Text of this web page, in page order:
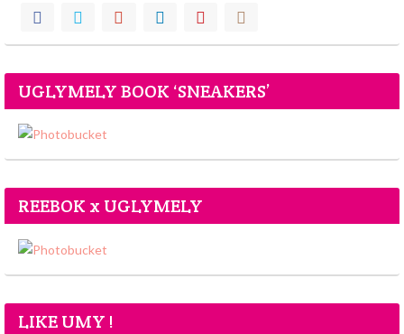
UGLYMELY BOOK ‘SNEAKERS’
REEBOK x UGLYMELY
LIKE UMY !